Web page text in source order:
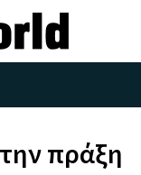
πράξη